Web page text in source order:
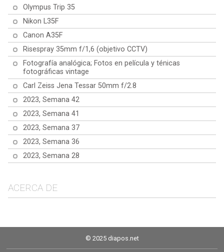
Olympus Trip 35
Nikon L35F
Canon A35F
Risespray 35mm f/1,6 (objetivo CCTV)
Fotografía analógica; Fotos en película y ténicas
fotográficas vintage
Carl Zeiss Jena Tessar 50mm f/2.8
2023, Semana 42
2023, Semana 41
2023, Semana 37
2023, Semana 36
2023, Semana 28
ACERCA DE
© 2025 diapos.net